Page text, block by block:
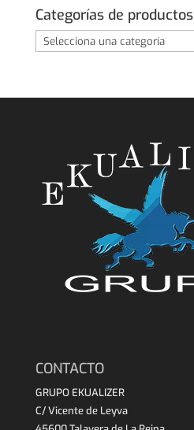
Categorías de productos
CONTACTO
GRUPO EKUALIZER
C/ Vicente de Leyva